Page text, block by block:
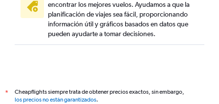
encontrar los mejores vuelos. Ayudamos a que la
planificación de viajes sea fácil, proporcionando
información útil y gráficos basados en datos que
pueden ayudarte a tomar decisiones.
*
Cheapflights siempre trata de obtener precios exactos, sin embargo,
los precios no están garantizados.